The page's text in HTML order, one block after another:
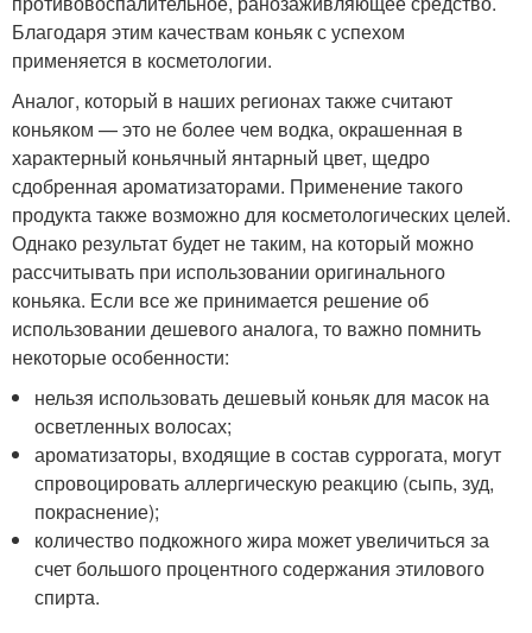
Благодаря этим качествам коньяк с успехом
применяется в косметологии.
Аналог, который в наших регионах также считают
коньяком — это не более чем водка, окрашенная в
характерный коньячный янтарный цвет, щедро
сдобренная ароматизаторами. Применение такого
продукта также возможно для косметологических целей.
Однако результат будет не таким, на который можно
рассчитывать при использовании оригинального
коньяка. Если все же принимается решение об
использовании дешевого аналога, то важно помнить
некоторые особенности:
нельзя использовать дешевый коньяк для масок на
осветленных волосах;
ароматизаторы, входящие в состав суррогата, могут
спровоцировать аллергическую реакцию (сыпь, зуд,
покраснение);
количество подкожного жира может увеличиться за
счет большого процентного содержания этилового
спирта.